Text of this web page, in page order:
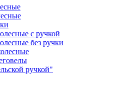
с ручкой
без ручки
ручкой"